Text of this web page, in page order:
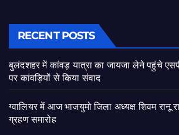
RECENT POSTS
बुलंदशहर में कांवड़ यात्रा का जायजा लेने पहुंचे एसपी
पर कांवड़ियों से किया संवाद
ग्वालियर में आज भाजयुमो जिला अध्यक्ष शिवम रानू
ग्रहण समारोह